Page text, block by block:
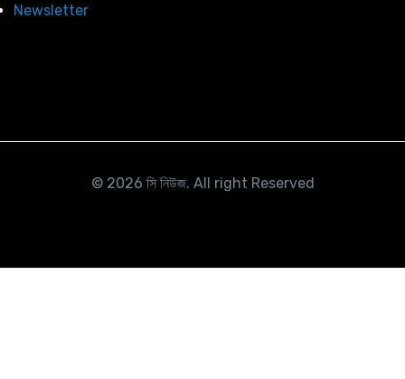
Newsletter
© 2026 সি নিউজ. All right Reserved